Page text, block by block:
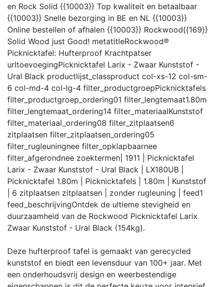
en Rock Solid {{10003}} Top kwaliteit en betaalbaar
{{10003}} Snelle bezorging in BE en NL {{10003}}
Online bestellen of afhalen {{10003}} Rockwood{{169}}
Solid Wood just Good! metatitleRockwood®
Picknicktafel: Hufterproof Krachtpatser
urltoevoegingPicknicktafel Larix - Zwaar Kunststof -
Ural Black productlijst_classproduct col-xs-12 col-sm-
6 col-md-4 col-lg-4 filter_productgroepPicknicktafels
filter_productgroep_ordering01 filter_lengtemaat1.80m
filter_lengtemaat_ordering14 filter_materiaalKunststof
filter_materiaal_ordering08 filter_zitplaatsen6
zitplaatsen filter_zitplaatsen_ordering05
filter_rugleuningnee filter_opklapbaarnee
filter_afgerondnee zoektermen | 1911 | Picknicktafel
Larix - Zwaar Kunststof - Ural Black | LX180UB |
Picknicktafel 1.80m | Picknicktafels | 1.80m | Kunststof
| 6 zitplaatsen zitplaatsen | zonder rugleuning |
feed1
feed_beschrijvingOntdek de ultieme stevigheid en
duurzaamheid van de Rockwood Picknicktafel Larix
Zwaar Kunststof - Ural Black (154kg).
Deze hufterproof tafel is gemaakt van gerecycled
kunststof en biedt een levensduur van 100+ jaar. Met
een onderhoudsvrij design en weerbestendige